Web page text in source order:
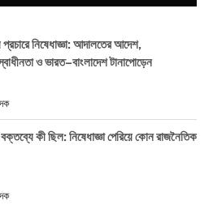
নিষেধাজ্ঞা: আদালতের আদেশ,
ও ভারত–বাংলাদেশ টানাপোড়েন
বক্তব্যে কী ছিল: নিষেধাজ্ঞা পেরিয়ে কোন রাজনৈতিক